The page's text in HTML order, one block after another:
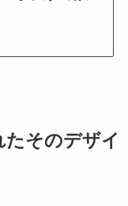
そのデザイ